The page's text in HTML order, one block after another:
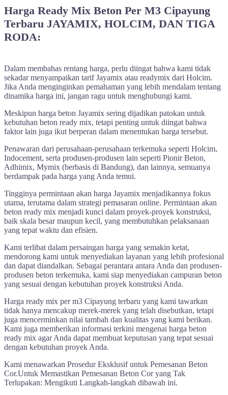
Harga Ready Mix Beton Per M3 Cipayung
Terbaru JAYAMIX, HOLCIM, DAN TIGA
RODA:
Dalam membahas rentang harga, perlu diingat bahwa kami tidak
sekadar menyampaikan tarif Jayamix atau readymix dari Holcim.
Jika Anda menginginkan pemahaman yang lebih mendalam tentang
dinamika harga ini, jangan ragu untuk menghubungi kami.
Meskipun harga beton Jayamix sering dijadikan patokan untuk
kebutuhan beton ready mix, tetapi penting untuk diingat bahwa
faktor lain juga ikut berperan dalam menentukan harga tersebut.
Penawaran dari perusahaan-perusahaan terkemuka seperti Holcim,
Indocement, serta produsen-produsen lain seperti Pionir Beton,
Adhimix, Mymix (berbasis di Bandung), dan lainnya, semuanya
berdampak pada harga yang Anda temui.
Tingginya permintaan akan harga Jayamix menjadikannya fokus
utama, terutama dalam strategi pemasaran online. Permintaan akan
beton ready mix menjadi kunci dalam proyek-proyek konstruksi,
baik skala besar maupun kecil, yang membutuhkan pelaksanaan
yang tepat waktu dan efisien.
Kami terlibat dalam persaingan harga yang semakin ketat,
mendorong kami untuk menyediakan layanan yang lebih profesional
dan dapat diandalkan. Sebagai perantara antara Anda dan produsen-
produsen beton terkemuka, kami siap menyediakan campuran beton
yang sesuai dengan kebutuhan proyek konstruksi Anda.
Harga ready mix per m3 Cipayung terbaru yang kami tawarkan
tidak hanya mencakup merek-merek yang telah disebutkan, tetapi
juga mencerminkan nilai tambah dan kualitas yang kami berikan.
Kami juga memberikan informasi terkini mengenai harga beton
ready mix agar Anda dapat membuat keputusan yang tepat sesuai
dengan kebutuhan proyek Anda.
Kami menawarkan Prosedur Eksklusif untuk Pemesanan Beton
Cor.Untuk Memastikan Pemesanan Beton Cor yang Tak
Terlupakan: Mengikuti Langkah-langkah dibawah ini.